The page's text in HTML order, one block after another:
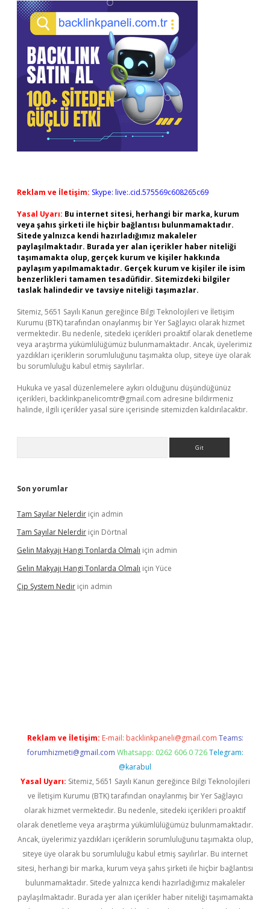
Reklam ve İletişim: Skype: live:.cid.575569c608265c69
Yasal Uyarı: Bu internet sitesi, herhangi bir marka, kurum
veya şahıs şirketi ile hiçbir bağlantısı bulunmamaktadır.
Sitede yalnızca kendi hazırladığımız makaleler
paylaşılmaktadır. Burada yer alan içerikler haber niteliği
taşımamakta olup, gerçek kurum ve kişiler hakkında
paylaşım yapılmamaktadır. Gerçek kurum ve kişiler ile isim
benzerlikleri tamamen tesadüfidir. Sitemizdeki bilgiler
taslak halindedir ve tavsiye niteliği taşımazlar.
Sitemiz, 5651 Sayılı Kanun gereğince Bilgi Teknolojileri ve İletişim
Kurumu (BTK) tarafından onaylanmış bir Yer Sağlayıcı olarak hizmet
vermektedir. Bu nedenle, sitedeki içerikleri proaktif olarak denetleme
veya araştırma yükümlülüğümüz bulunmamaktadır. Ancak, üyelerimiz
yazdıkları içeriklerin sorumluluğunu taşımakta olup, siteye üye olarak
bu sorumluluğu kabul etmiş sayılırlar.
Hukuka ve yasal düzenlemelere aykırı olduğunu düşündüğünüz
içerikleri, backlinkpanelicomtr@gmail.com adresine bildirmeniz
halinde, ilgili içerikler yasal süre içerisinde sitemizden kaldırılacaktır.
Son yorumlar
Tam Sayılar Nelerdir için admin
Tam Sayılar Nelerdir için Dörtnal
Gelin Makyajı Hangi Tonlarda Olmalı için admin
Gelin Makyajı Hangi Tonlarda Olmalı için Yüce
Çip System Nedir için admin
Reklam ve İletişim: E-mail: backlinkpaneli@gmail.com Teams:
forumhizmeti@gmail.com Whatsapp: 0262 606 0 726 Telegram:
@karabul
Yasal Uyarı: Sitemiz, 5651 Sayılı Kanun gereğince Bilgi Teknolojileri
ve İletişim Kurumu (BTK) tarafından onaylanmış bir Yer Sağlayıcı
olarak hizmet vermektedir. Bu nedenle, sitedeki içerikleri proaktif
olarak denetleme veya araştırma yükümlülüğümüz bulunmamaktadır.
Ancak, üyelerimiz yazdıkları içeriklerin sorumluluğunu taşımakta olup,
siteye üye olarak bu sorumluluğu kabul etmiş sayılırlar. Bu internet
sitesi, herhangi bir marka, kurum veya şahıs şirketi ile hiçbir bağlantısı
bulunmamaktadır. Sitede yalnızca kendi hazırladığımız makaleler
paylaşılmaktadır. Burada yer alan içerikler haber niteliği taşımamakta